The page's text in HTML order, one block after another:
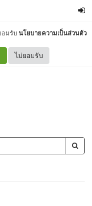
อมรับนโยบายความเป็นส่วนตัว
ไม่ยอมรับ